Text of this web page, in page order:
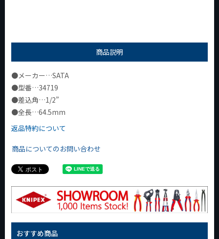
商品説明
●メーカー…SATA
●型番…34719
●差込角…1/2”
●全長…64.5mm
返品特約について
商品についてのお問い合わせ
おすすめ商品